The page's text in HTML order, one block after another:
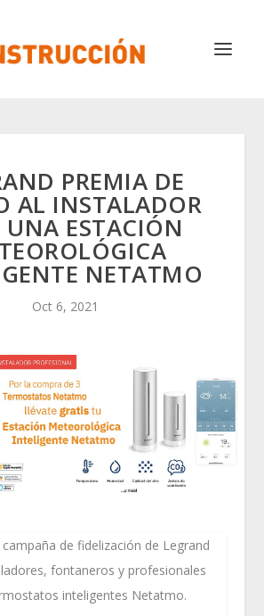
PREMIA DE
AL INSTALADOR
ESTACIÓN
NETATMO
Oct 6, 2021
de fidelización de Legrand
fontaneros y profesionales
inteligentes Netatmo.